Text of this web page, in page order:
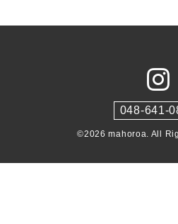
048-641-
©2026mahoroa. All